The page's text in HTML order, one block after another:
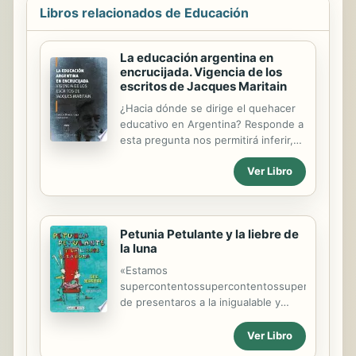
Libros relacionados de Educación
La educación argentina en
encrucijada. Vigencia de los
escritos de Jacques Maritain
¿Hacia dónde se dirige el quehacer
educativo en Argentina? Responde a
esta pregunta nos permitirá inferir,
entre otras cosas, qué antropología
se esconde detrás de la práctica
educativa. Este tópico es de
nuestra patria se va configurando,
paulatinamente, de acuerdo al
hombre que la educación va
cincelando. La calidad de nuestra
Nación depende, sin duda alguna, de
la calidad de los hombres que la
el Estado no es otra cosa que el alma
ensanchada del hombre.
Ver Libro
Petunia Petulante y la liebre de
la luna
«Estamos
de presentaros a la inigualable y
extravagante forma de vestir, su
petulante comportamiento y sus
Ver Libro